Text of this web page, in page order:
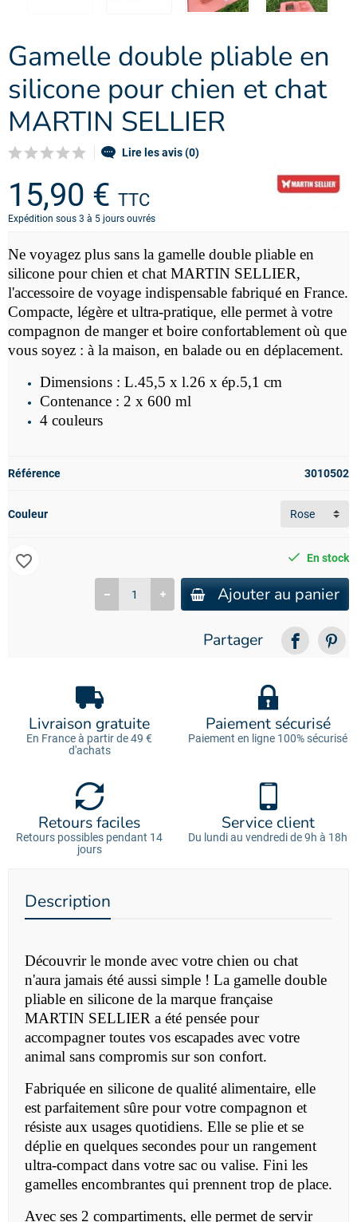
Gamelle double pliable en
silicone pour chien et chat
MARTIN SELLIER
Lire les avis (0)
15,90 € TTC
Expédition sous 3 à 5 jours ouvrés
Ne voyagez plus sans la gamelle double pliable en
silicone pour chien et chat MARTIN SELLIER,
l'accessoire de voyage indispensable fabriqué en France.
Compacte, légère et ultra-pratique, elle permet à votre
compagnon de manger et boire confortablement où que
vous soyez : à la maison, en balade ou en déplacement.
Dimensions : L.45,5 x l.26 x ép.5,1 cm
Contenance : 2 x 600 ml
4 couleurs
Référence 3010502
Couleur
En stock
Ajouter au panier
favorite_border
Partager
Livraison gratuite
En France à partir de 49 €
d'achats
Paiement sécurisé
Paiement en ligne 100% sécurisé
Retours faciles
Retours possibles pendant 14
jours
Service client
Du lundi au vendredi de 9h à 18h
Description
Découvrir le monde avec votre chien ou chat
n'aura jamais été aussi simple ! La gamelle double
pliable en silicone de la marque française
MARTIN SELLIER a été pensée pour
accompagner toutes vos escapades avec votre
animal sans compromis sur son confort.
Fabriquée en silicone de qualité alimentaire, elle
est parfaitement sûre pour votre compagnon et
résiste aux usages quotidiens. Elle se plie et se
déplie en quelques secondes pour un rangement
ultra-compact dans votre sac ou valise. Fini les
gamelles encombrantes qui prennent trop de place.
Avec ses 2 compartiments, elle permet de servir